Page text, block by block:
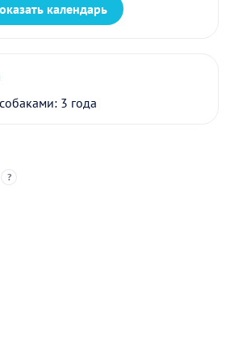
календарь
3 года
?